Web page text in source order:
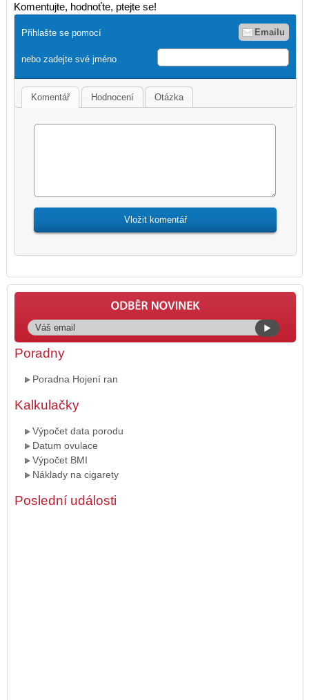
Komentujte, hodnoťte, ptejte se!
Přihlašte se pomocí Emailu
nebo zadejte své jméno
Komentář Hodnocení Otázka
Poradny
Poradna Hojení ran
Kalkulačky
Výpočet data porodu
Datum ovulace
Výpočet BMI
Náklady na cigarety
Poslední události